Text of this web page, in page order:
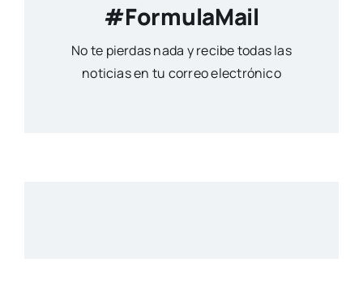
#FormulaMail
No te pierdas nada y recibe todas las
noticias en tu correo electrónico